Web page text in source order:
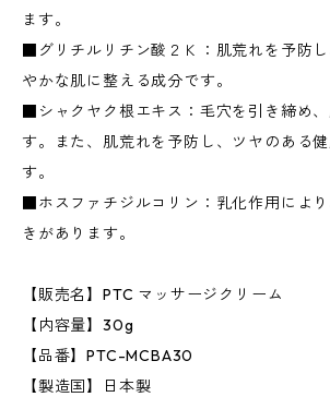
ます。
■グリチルリチン酸２Ｋ：肌荒れを予防
やかな肌に整える成分です。
■シャクヤク根エキス：毛穴を引き締め
す。また、肌荒れを予防し、ツヤのある
す。
■ホスファチジルコリン：乳化作用によ
きがあります。
【販売名】PTC マッサージクリーム
【内容量】30g
【品番】PTC-MCBA30
【製造国】日本製